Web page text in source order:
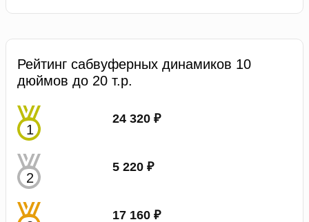
Рейтинг сабвуферных динамиков 10
дюймов до 20 т.р.
24 320 ₽
5 220 ₽
17 160 ₽